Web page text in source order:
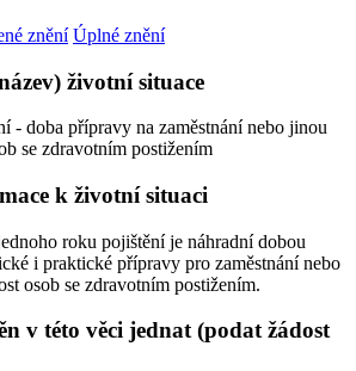
znění Úplné znění
životní situace
- doba přípravy na zaměstnání nebo jinou
se zdravotním postižením
k životní situaci
roku pojištění je náhradní dobou
i praktické přípravy pro zaměstnání nebo
osob se zdravotním postižením.
v této věci jednat (podat žádost